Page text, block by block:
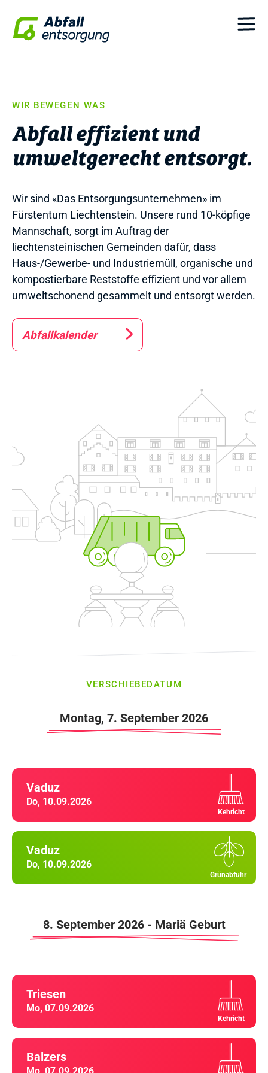
Abfall effizient und
umweltgerecht entsorgt.
WIR BEWEGEN WAS
Wir sind «Das Entsorgungsunternehmen» im
Fürstentum Liechtenstein. Unsere rund 10-köpfige
Mannschaft, sorgt im Auftrag der
liechtensteinischen Gemeinden dafür, dass
Haus-/Gewerbe- und Industriemüll, organische und
kompostierbare Reststoffe effizient und vor allem
umweltschonend gesammelt und entsorgt werden.
Abfallkalender
VERSCHIEBEDATUM
Montag, 7. September 2026
Vaduz
Do, 10.09.2026
Kehricht
Vaduz
Do, 10.09.2026
Grünabfuhr
8. September 2026 - Mariä Geburt
Triesen
Mo, 07.09.2026
Kehricht
Balzers